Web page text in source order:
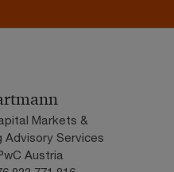
Markets &
Advisory Services
Austria